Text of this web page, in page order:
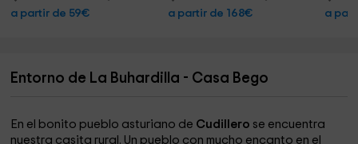
a partir de 59€ a partir de 168€ a
Entorno de La Buhardilla - Casa Bego
En el bonito pueblo asturiano de Cudillero se encuentra
nuestra casita rural. Un pueblo con mucho encanto en el